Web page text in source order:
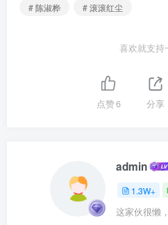
# 陈淑桦
# 滚滚红尘
喜欢就支持
点赞6 分享
admin
1.3W+
这家伙很懒